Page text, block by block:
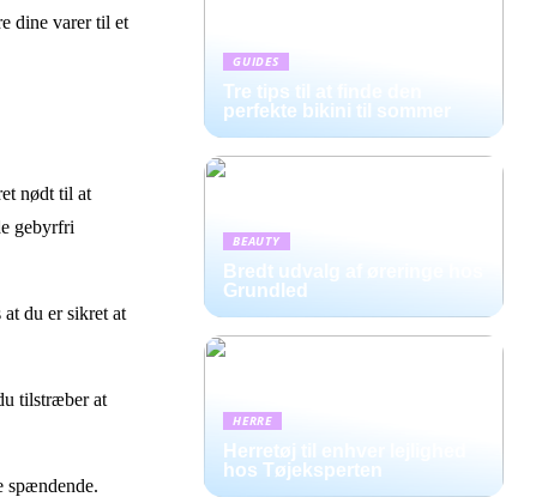
dine varer til et
nødt til at
gebyrfri
du er sikret at
tilstræber at
spændende.
GUIDES
Tre tips til at finde den
perfekte bikini til sommer
BEAUTY
Bredt udvalg af øreringe hos
Grundled
HERRE
Herretøj til enhver lejlighed
hos Tøjeksperten